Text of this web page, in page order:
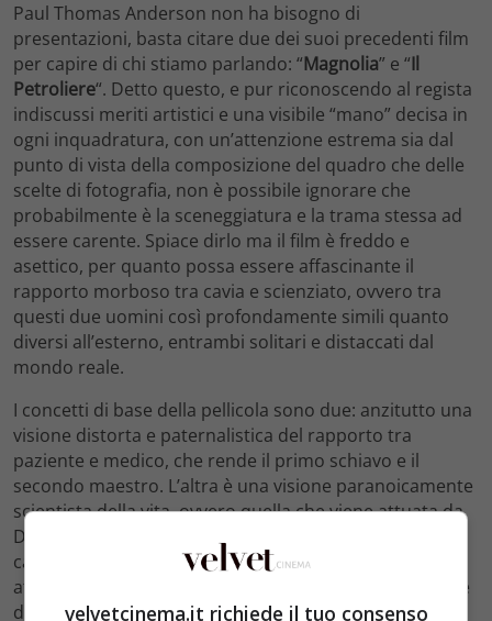
Paul Thomas Anderson non ha bisogno di
presentazioni, basta citare due dei suoi precedenti film
per capire di chi stiamo parlando: “Magnolia” e “Il
Petroliere“. Detto questo, e pur riconoscendo al regista
indiscussi meriti artistici e una visibile “mano” decisa in
ogni inquadratura, con un’attenzione estrema sia dal
punto di vista della composizione del quadro che delle
scelte di fotografia, non è possibile ignorare che
probabilmente è la sceneggiatura e la trama stessa ad
essere carente. Spiace dirlo ma il film è freddo e
asettico, per quanto possa essere affascinante il
rapporto morboso tra cavia e scienziato, ovvero tra
questi due uomini così profondamente simili quanto
diversi all’esterno, entrambi solitari e distaccati dal
mondo reale.
I concetti di base della pellicola sono due: anzitutto una
visione distorta e paternalistica del rapporto tra
paziente e medico, che rende il primo schiavo e il
secondo maestro. L’altra è una visione paranoicamente
scientista della vita, ovvero quella che viene attuata da
Dodd, che non consente spazio per la sfera emotiva o
carnale, nell’illusione che il controllo delle menti,
attraverso il misticismo ammantato di scienza da parte
di un Maestro, sia l’unica visione possibile del mondo.
velvetcinema.it richiede il tuo consenso